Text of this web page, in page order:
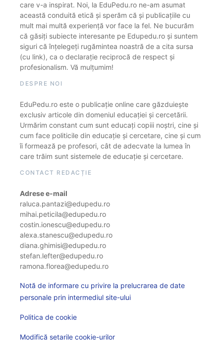
care v-a inspirat. Noi, la EduPedu.ro ne-am asumat
această conduită etică și sperăm că și publicațiile cu
mult mai multă experiență vor face la fel. Ne bucurăm
că găsiți subiecte interesante pe Edupedu.ro și suntem
siguri că înțelegeți rugămintea noastră de a cita sursa
(cu link), ca o declarație reciprocă de respect și
profesionalism. Vă mulțumim!
DESPRE NOI
EduPedu.ro este o publicație online care găzduiește
exclusiv articole din domeniul educației și cercetării.
Urmărim constant cum sunt educați copiii noștri, cine și
cum face politicile din educație și cercetare, cine și cum
îi formează pe profesori, cât de adecvate la lumea în
care trăim sunt sistemele de educație și cercetare.
CONTACT REDACȚIE
Adrese e-mail
raluca.pantazi@edupedu.ro
mihai.peticila@edupedu.ro
costin.ionescu@edupedu.ro
alexa.stanescu@edupedu.ro
diana.ghimisi@edupedu.ro
stefan.lefter@edupedu.ro
ramona.florea@edupedu.ro
Notă de informare cu privire la prelucrarea de date
personale prin intermediul site-ului
Politica de cookie
Modifică setarile cookie-urilor